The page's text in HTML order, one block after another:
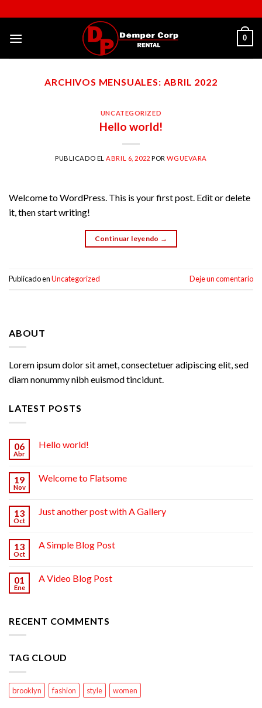
to
content
0
ARCHIVOS MENSUALES: ABRIL 2022
UNCATEGORIZED
Hello world!
PUBLICADO EL ABRIL 6, 2022 PORWGUEVARA
Welcome to WordPress. This is your first post. Edit or delete
it, then start writing!
Continuar leyendo →
Publicado enUncategorized Deje un comentario
ABOUT
Lorem ipsum dolor sit amet, consectetuer adipiscing elit, sed
diam nonummy nibh euismod tincidunt.
LATEST POSTS
06
Abr
Hello world!
19
Nov
Welcome to Flatsome
13
Oct
Just another post with A Gallery
13
Oct
A Simple Blog Post
01
Ene
A Video Blog Post
RECENT COMMENTS
TAG CLOUD
brooklyn fashion style women